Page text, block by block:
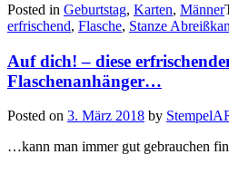
Posted in Geburtstag, Karten, Männer
erfrischend, Flasche, Stanze
Auf dich! – diese
Flaschenanhänger…
Posted on 3. März 2018 by
…kann man immer gut gebrauchen